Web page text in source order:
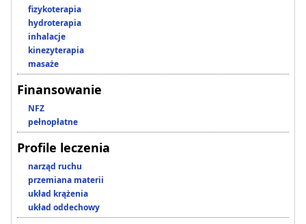
fizykoterapia
hydroterapia
inhalacje
kinezyterapia
masaże
Finansowanie
NFZ
pełnopłatne
Profile leczenia
narząd ruchu
przemiana materii
układ krążenia
układ oddechowy